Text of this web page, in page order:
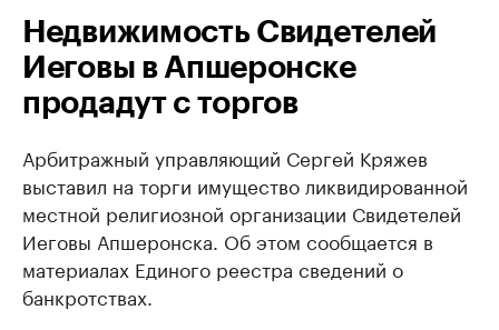
Недвижимость Свидетелей
Иеговы в Апшеронске
продадут с торгов
Арбитражный управляющий Сергей Кряжев
выставил на торги имущество ликвидированной
местной религиозной организации Свидетелей
Иеговы Апшеронска. Об этом сообщается в
материалах Единого реестра сведений о
банкротствах.